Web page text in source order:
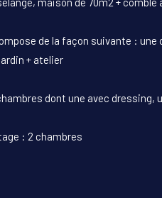
de la façon suivante :
+ atelier
dont une avec dressing,
: 2 chambres